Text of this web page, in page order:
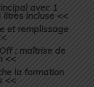
avec 1
litres incluse <<
et remplissage
: maîtrise de
<<
la formation
<<